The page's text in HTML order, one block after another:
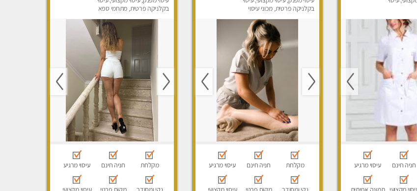
חניה חינם עיסוי מרגיע
בקלניקה פרטית, מכוני עיסוי
מקלחת חניה חינם עיסוי מרגיע
בקלניקה פרטית, מתחמי ספא
מקלחת חניה חינם עיסוי מרגיע